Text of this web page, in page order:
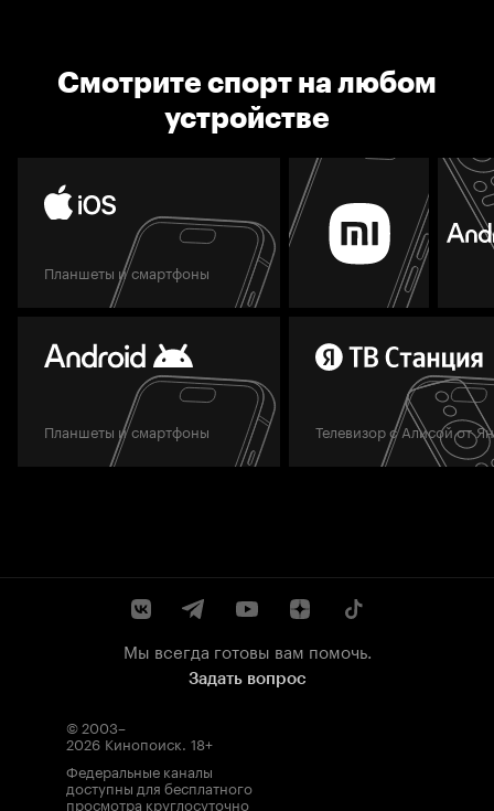
Смотрите спорт на любом
устройстве
Планшеты и смартфоны
Планшеты и смартфоны Телевизор с Алисой от
Мы всегда готовы вам помочь.
Задать вопрос
© 2003–
2026 Кинопоиск. 18+
Федеральные каналы
доступны для бесплатного
просмотра круглосуточно